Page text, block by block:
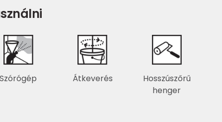
Szórógép Átkeverés
Hosszúszőrű
henger